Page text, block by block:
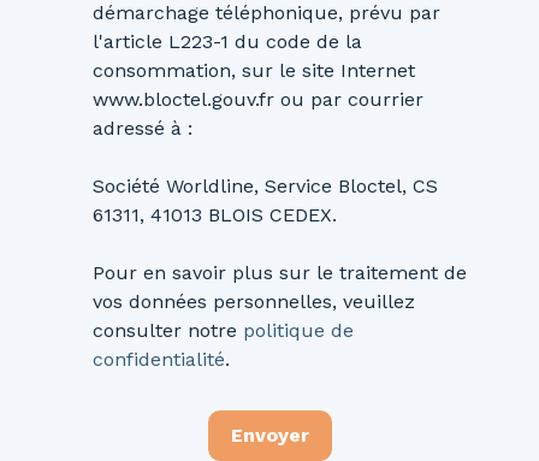
démarchage téléphonique, prévu par
l'article L223-1 du code de la
consommation, sur le site Internet
www.bloctel.gouv.fr ou par courrier
adressé à :
Société Worldline, Service Bloctel, CS
61311, 41013 BLOIS CEDEX.
Pour en savoir plus sur le traitement de
vos données personnelles, veuillez
consulter notre politique de
confidentialité.
Envoyer